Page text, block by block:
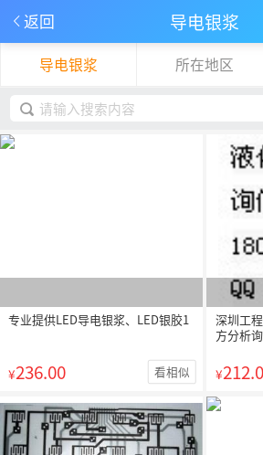
返回 导电银浆
导电银浆 所在地区
下拉刷新
专业提供LED导电银浆、LED银胶1
¥236.00 看相似
深圳工
方分析
¥